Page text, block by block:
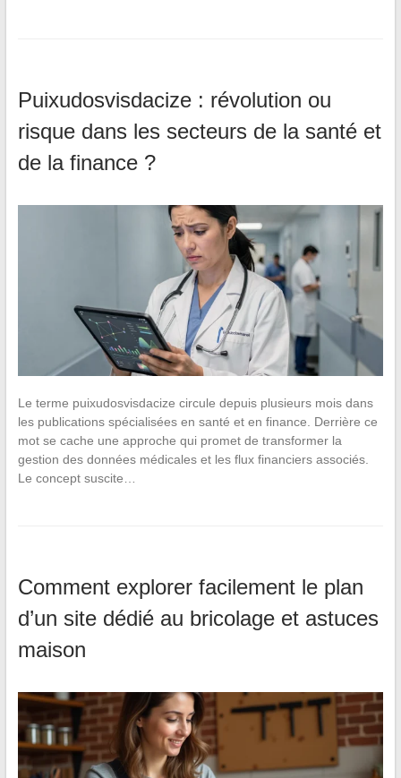
Puixudosvisdacize : révolution ou
risque dans les secteurs de la santé et
de la finance ?
Le terme puixudosvisdacize circule depuis plusieurs mois dans
les publications spécialisées en santé et en finance. Derrière ce
mot se cache une approche qui promet de transformer la
gestion des données médicales et les flux financiers associés.
Le concept suscite…
Comment explorer facilement le plan
d’un site dédié au bricolage et astuces
maison